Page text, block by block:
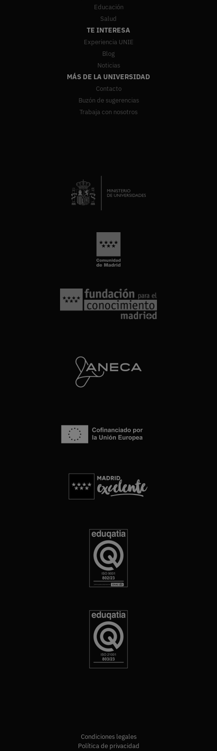
Educación
Salud
TE INTERESA
Experiencia UNIE
Blog
Noticias
MÁS DE LA UNIVERSIDAD
Contacto
Buzón de sugerencias
Trabaja con nosotros
Condiciones legales
Política de privacidad